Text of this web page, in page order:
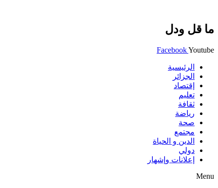
ما قل ودل
FacebookYoutube
الرئيسية
الجزائر
إقتصاد
تعليم
ثقافة
رياضة
صحة
مجتمع
الدين و الحياة
دولي
إعلانات وإشهار
Menu